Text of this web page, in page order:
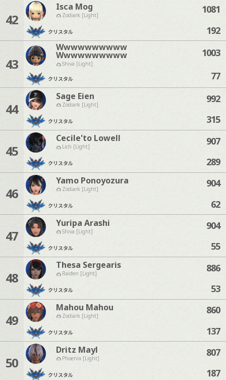
42
Isca Mog
Zodiark [Light]
クリスタル
1081
192
43
Wwwwwwwwww
Wwwwwwwwww
Shiva [Light]
クリスタル
1003
77
44
Sage Eien
Zodiark [Light]
クリスタル
992
315
45
Cecile'to Lowell
Lich [Light]
クリスタル
907
289
46
Yamo Ponoyozura
Zodiark [Light]
クリスタル
904
62
47
Yuripa Arashi
Shiva [Light]
クリスタル
904
55
48
Thesa Sergearis
Raiden [Light]
クリスタル
886
53
49
Mahou Mahou
Zodiark [Light]
クリスタル
860
137
50
Dritz Mayl
Phoenix [Light]
クリスタル
807
187